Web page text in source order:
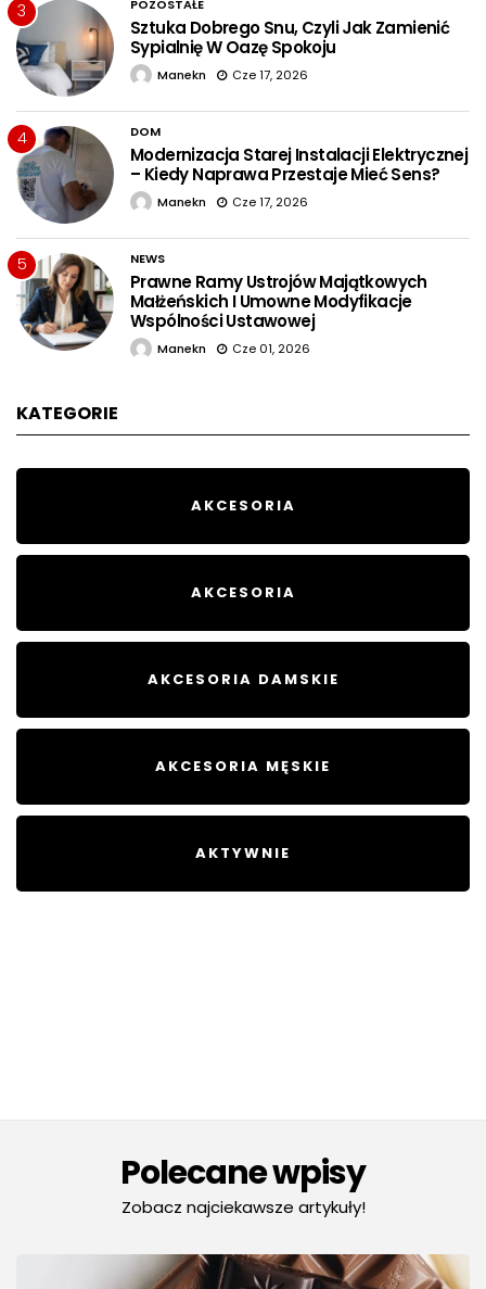
3 POZOSTAŁE
Sztuka Dobrego Snu, Czyli Jak Zamienić
Sypialnię W Oazę Spokoju
Manekn Cze 17, 2026
4 DOM
Modernizacja Starej Instalacji Elektrycznej
– Kiedy Naprawa Przestaje Mieć Sens?
Manekn Cze 17, 2026
5 NEWS
Prawne Ramy Ustrojów Majątkowych
Małżeńskich I Umowne Modyfikacje
Wspólności Ustawowej
Manekn Cze 01, 2026
KATEGORIE
AKCESORIA
AKCESORIA
AKCESORIA DAMSKIE
AKCESORIA MĘSKIE
AKTYWNIE
Polecane wpisy
Zobacz najciekawsze artykuły!